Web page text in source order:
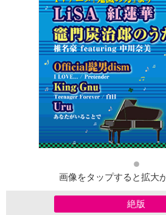
画像をタップすると拡大
絶版